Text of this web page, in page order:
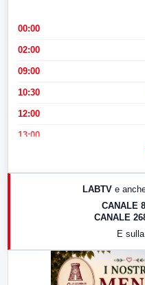
00:00
02:00
09:00
10:30
12:00
13:00
17:00
LABTV e
CANALE
CANALE
E